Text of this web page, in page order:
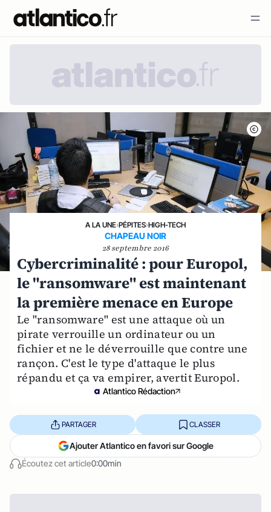
A LA UNE›PÉPITES›HIGH-TECH
CHAPEAU NOIR
28 septembre 2016
Cybercriminalité : pour Europol,
le "ransomware" est maintenant
la première menace en Europe
Le "ransomware" est une attaque où un
pirate verrouille un ordinateur ou un
fichier et ne le déverrouille que contre une
rançon. C'est le type d'attaque le plus
répandu et ça va empirer, avertit Europol.
Atlantico Rédaction
Écoutez cet article0:00min
PARTAGER CLASSER
Ajouter Atlantico en favori sur Google